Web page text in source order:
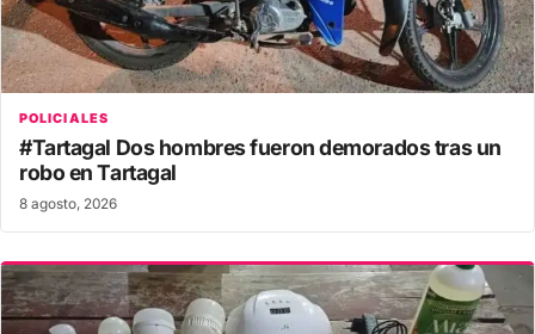
POLICIALES
#Tartagal Dos hombres fueron demorados tras un
robo en Tartagal
8 agosto, 2026